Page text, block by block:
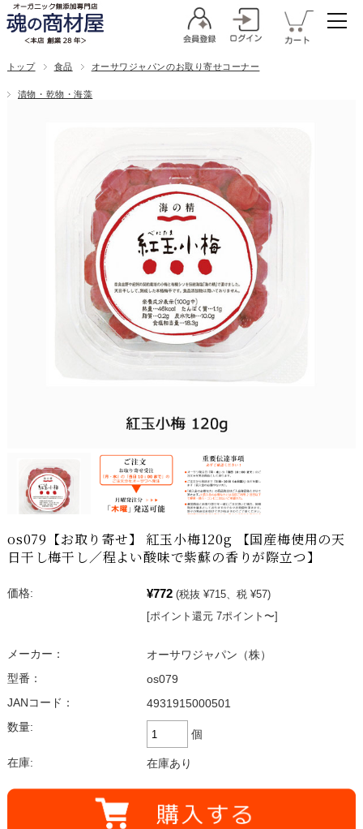
トップ 食品 オーサワジャパンのお取り寄せコーナー
漬物・乾物・海藻
os079【お取り寄せ】 紅玉小梅120g 【国産梅使用の天
日干し梅干し／程よい酸味で紫蘇の香りが際立つ】
価格: ¥772 (税抜 ¥715、税 ¥57)
[ポイント還元 7ポイント〜]
メーカー：
オーサワジャパン（株）
型番：
os079
JANコード：
4931915000501
数量:
個
在庫: 在庫あり